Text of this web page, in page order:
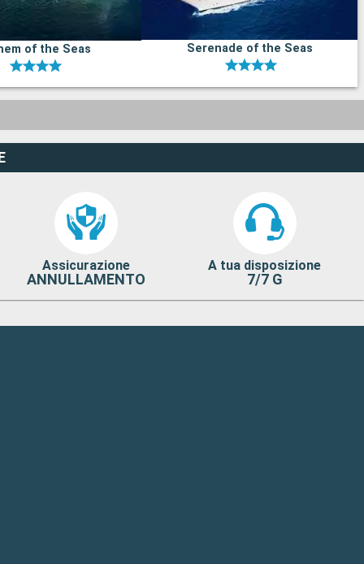
of the Seas Serenade of the Seas
Assicurazione
ANNULLAMENTO
A tua disposizione
7/7 G